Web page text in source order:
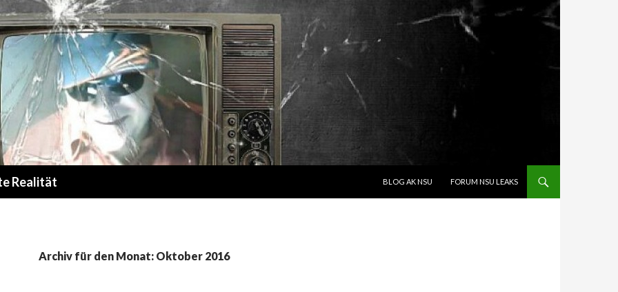
Realität
BLOG AK NSU
FORUM NSU LEAKS
Archiv für den Monat: Oktober 2016